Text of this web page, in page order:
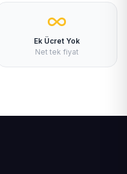
Ek Ücret Yok
Net tek fiyat